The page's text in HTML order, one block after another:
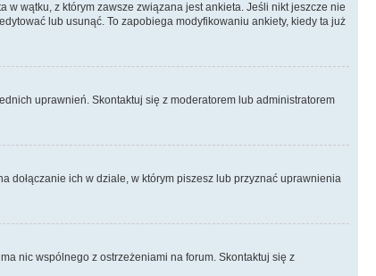
wątku, z którym zawsze związana jest ankieta. Jeśli nikt jeszcze nie
lub usunąć. To zapobiega modyfikowaniu ankiety, kiedy ta już
uprawnień. Skontaktuj się z moderatorem lub administratorem
dołączanie ich w dziale, w którym piszesz lub przyznać uprawnienia
nic wspólnego z ostrzeżeniami na forum. Skontaktuj się z